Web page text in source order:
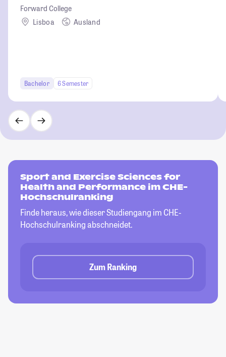
Forward College
Lisboa
Ausland
Bachelor 6 Semester
Sport and Exercise Sciences for
Health and Performance im CHE-
Hochschulranking
Finde heraus, wie dieser Studiengang im CHE-
Hochschulranking abschneidet.
Zum Ranking